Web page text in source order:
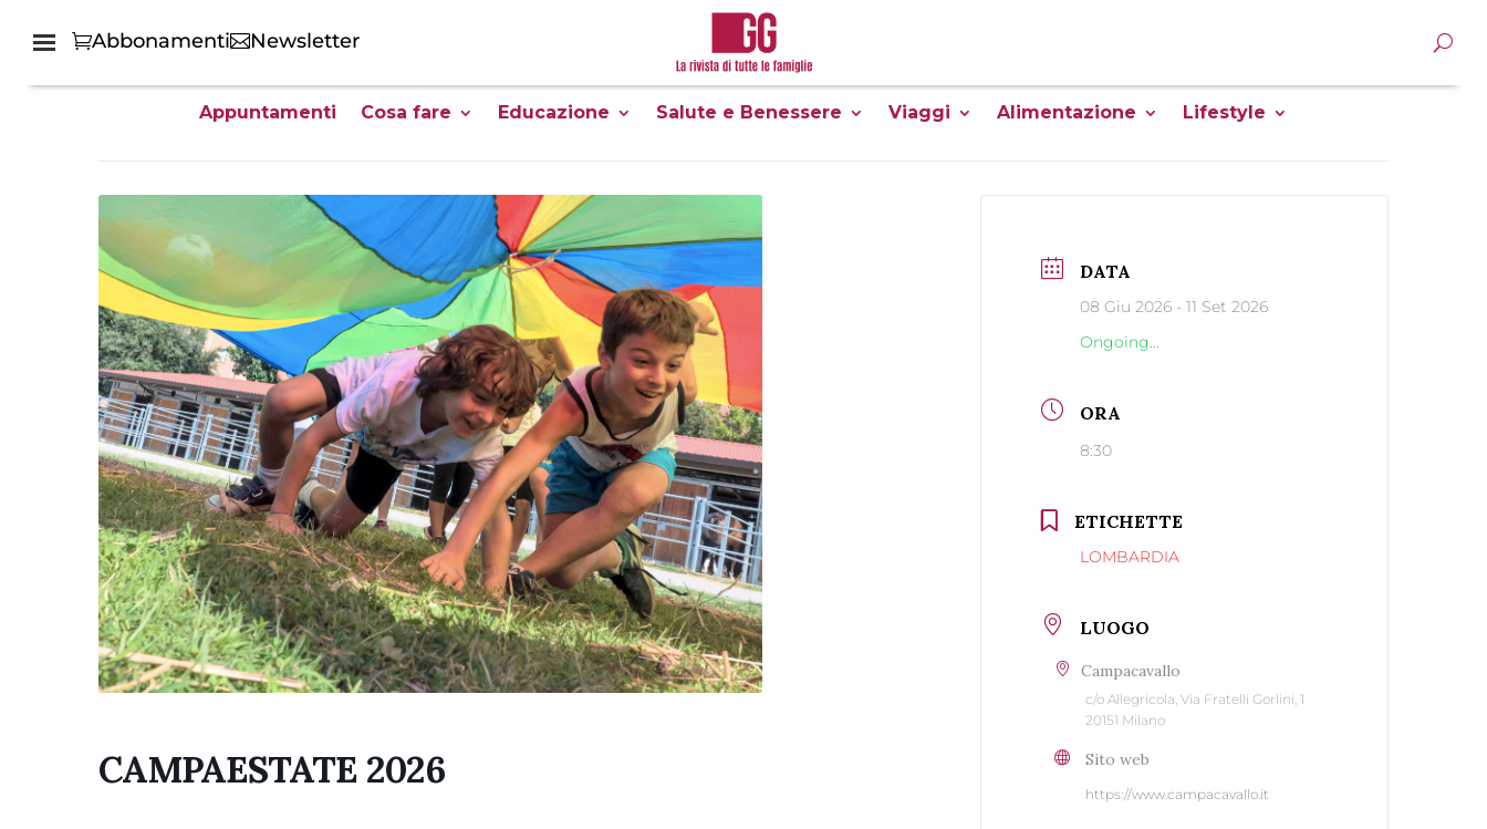
Abbonamenti Newsletter
Appuntamenti Cosa fare Educazione Salute e Benessere Viaggi Alimentazione Lifestyle
CAMPAESTATE 2026
DATA
08 Giu 2026 - 11 Set 2026
Ongoing...
ORA
8:30
ETICHETTE
LOMBARDIA
LUOGO
Campacavallo
c/o Allegricola, Via Fratelli Gorlini, 1
20151 Milano
Sito web
https://www.campacavallo.it